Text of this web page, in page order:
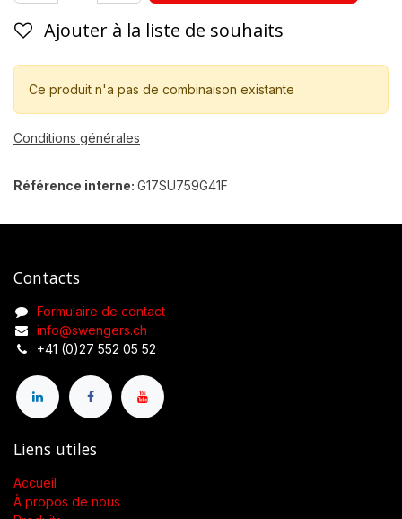
Ajouter à la liste de souhaits
Ce produit n'a pas de combinaison existante
Conditions générales
Référence interne: G17SU759G41F
Contacts
Formulaire de contact
info@swengers.ch
+41 (0)27 552 05 52
Liens utiles
Accueil
À propos de nous